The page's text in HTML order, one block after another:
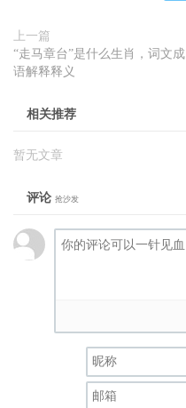
上一篇
“走马章台”是什么生肖，词文成
语解释释义
相关推荐
暂无文章
评论 抢沙发